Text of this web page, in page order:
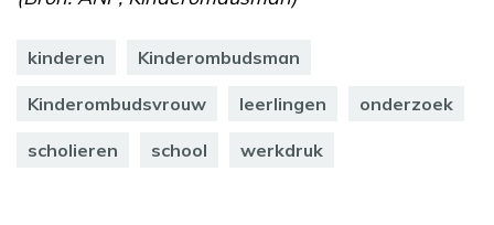
kinderen Kinderombudsman
Kinderombudsvrouw leerlingen onderzoek
scholieren school werkdruk